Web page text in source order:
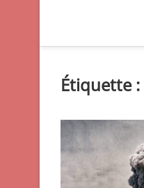
Étiquette :